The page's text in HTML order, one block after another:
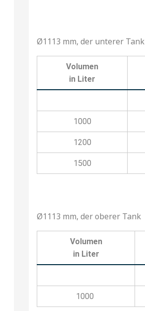
Ø1113 mm, der unterer Tank
Volumen
in Liter
1000
1200
1500
Ø1113 mm, der oberer Tank
Volumen
in Liter
1000